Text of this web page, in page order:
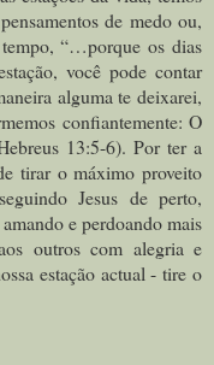
de medo ou,
“…porque os dias
você pode contar
alguma te deixarei,
confiantemente: O
13:5-6). Por ter a
tirar o máximo proveito
Jesus de perto,
e perdoando mais
outros com alegria e
estação actual - tire o